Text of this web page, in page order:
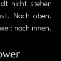
nicht stehen
Nach oben.
nach innen.